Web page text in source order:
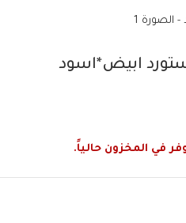
ابيض*اسود
في المخزون حالياً.